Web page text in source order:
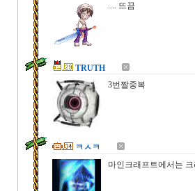
.... 뜨끔
TRUTH
3번짤중복
ㅋㅅㅋ
마인크래프트에서는